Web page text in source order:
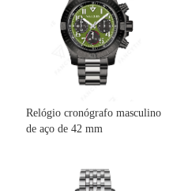
Relógio cronógrafo masculino
de aço de 42 mm